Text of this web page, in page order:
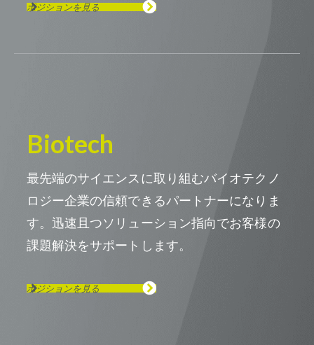
ポジションを見る
Biotech
最先端のサイエンスに取り組むバイオテクノ
ロジー企業の信頼できるパートナーになりま
す。迅速且つソリューション指向でお客様の
課題解決をサポートします。
ポジションを見る